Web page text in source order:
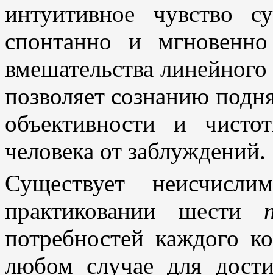
интуитивное чувство
спонтанно и
вмешательства
позволяет сознанию
объективности и
человека от заблуждений.
Существует
практиковании шести
потребностей каждого
любом случае для